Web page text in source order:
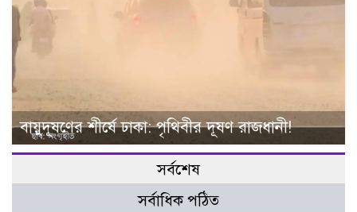
বায়ুদূষণের শীর্ষে ঢাকা: পৃথিবীর দূষণ রাজধানী!
সর্বশেষ
সর্বাধিক পঠিত